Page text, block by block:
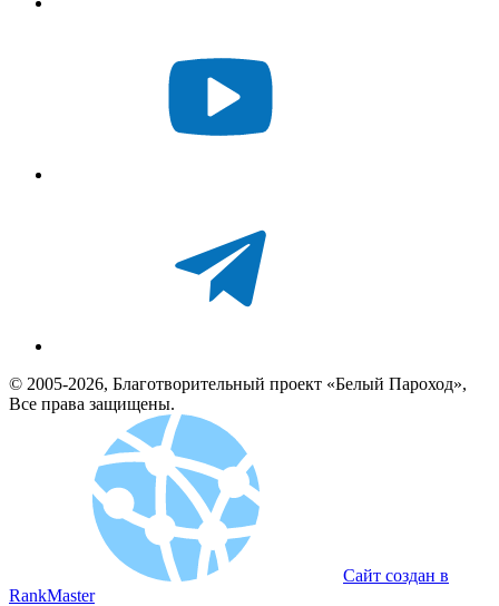
© 2005-2026, Благотворительный проект «Белый Пароход»,
Все права защищены.
Сайт создан в
RankMaster